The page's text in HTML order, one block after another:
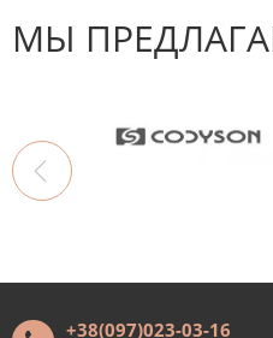
МЫ
+38(097)023-03-16